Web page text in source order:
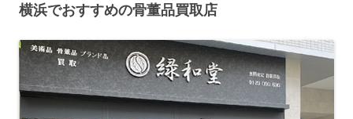
横浜でおすすめの骨董品買取店